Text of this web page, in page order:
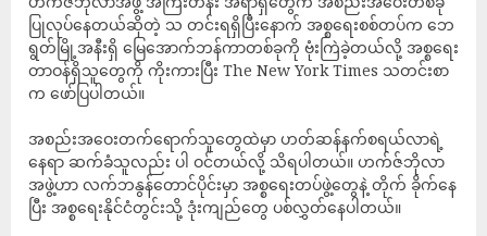
ပြုလုပ်နေတယ်ဆိုတဲ့ သ တင်းရရှိပြီးနောက် အစ္စရေးစစ်တပ်က ဘေ
ရွတ်မြို့အနီးရှိ မြေအောက်ဘန်ကာတစ်ခုကို ဗုံးကြဲခဲ့တယ်လို့ အစ္စရေး
တာဝန်ရှိသူတွေကို ကိုးကားပြီး The New York Times သတင်းစာ
က ဖော်ပြပါတယ်။
အစည်းအဝေးတက်ရောက်သူတွေထဲမှာ ဟတ်ဆန်နက်စရယ်လာရဲ့
နေရာ ဆက်ခံသူလည်း ပါ ဝင်တယ်လို့ သိရပါတယ်။ ဟက်ဇ်ဘိုလာ
အဖွဲ့ဟာ လက်ဘနွန်တောင်ပိုင်းမှာ အစ္စရေးတပ်ဖွဲ့တွေနဲ့ တိုက် ခိုက်နေ
ပြီး အစ္စရေးနိုင်ငံတွင်းသို့ ဒုံးကျည်တွေ ပစ်လွှတ်နေပါတယ်။